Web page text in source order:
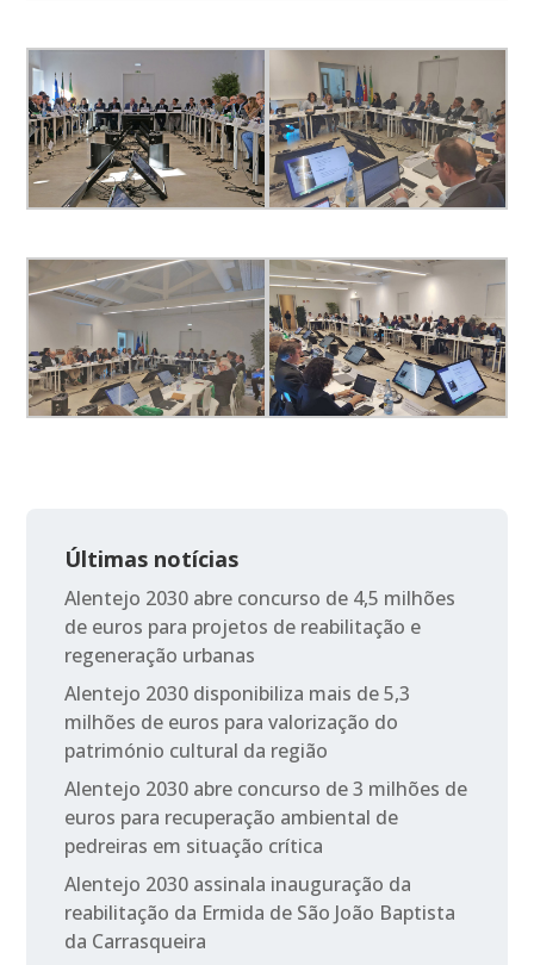
Últimas notícias
Alentejo 2030 abre concurso de 4,5 milhões
de euros para projetos de reabilitação e
regeneração urbanas
Alentejo 2030 disponibiliza mais de 5,3
milhões de euros para valorização do
património cultural da região
Alentejo 2030 abre concurso de 3 milhões de
euros para recuperação ambiental de
pedreiras em situação crítica
Alentejo 2030 assinala inauguração da
reabilitação da Ermida de São João Baptista
da Carrasqueira